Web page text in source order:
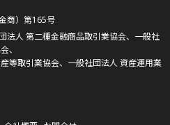
商）第165号
法人 第二種金融商品取引業協会、一般社
、
等取引業協会、一般社団法人 資産運用業